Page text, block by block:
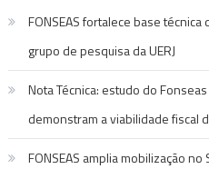
FONSEAS fortalece base
grupo de pesquisa da UERJ
Nota Técnica: estudo do
demonstram a viabilidade fiscal
FONSEAS amplia mobilização